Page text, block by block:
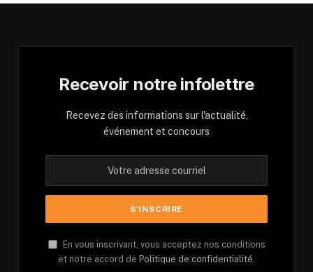
Recevoir notre infolettre
Recevez des informations sur l'actualité,
événement et concours
En vous inscrivant, vous acceptez nos conditions
et notre accord de Politique de confidentialité.